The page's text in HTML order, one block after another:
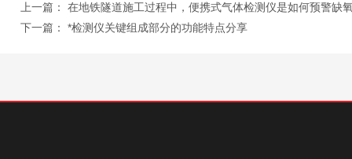
上一篇： 在地铁隧道施工过程中，便携式气体检测仪是如何预警缺
下一篇： *检测仪关键组成部分的功能特点分享